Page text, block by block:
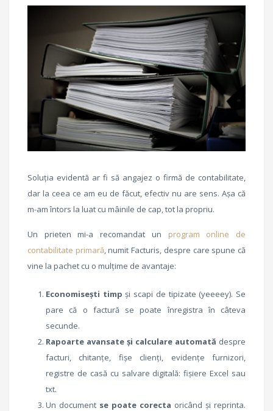
Soluția evidentă ar fi să angajez o firmă de contabilitate,
dar la ceea ce am eu de făcut, efectiv nu are sens. Așa că
m-am întors la luat cu mâinile de cap, tot la propriu.
Un prieten mi-a recomandat un program online de
contabilitate primară, numit Facturis, despre care spune că
vine la pachet cu o mulțime de avantaje:
Economisești timp și scapi de tipizate (yeeeey). Se
pare că o factură se poate înregistra în câteva
secunde.
Rapoarte avansate și calculare automată despre
facturi, chitanțe, fișe clienți, evidențe furnizori,
registre de casă cu salvare digitală: fișiere Excel sau
txt.
Un document se poate corecta oricând și reprinta.